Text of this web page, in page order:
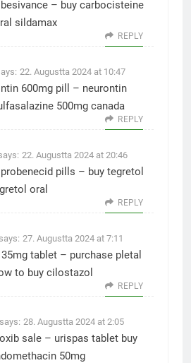
– buy carbocisteine
sildamax
REPLY
22. Augustta 2024 at 10:47
600mg pill – neurontin
500mg canada
REPLY
22. Augustta 2024 at 20:46
pills – buy tegretol
oral
REPLY
says: 27. Augustta 2024 at 7:11
tablet – purchase pletal
to buy cilostazol
REPLY
says: 28. Augustta 2024 at 2:05
sale – urispas tablet buy
50mg